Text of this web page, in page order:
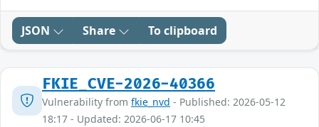
JSON Share To clipboard
FKIE_CVE-2026-40366
Vulnerability from fkie_nvd - Published: 2026-05-12
18:17 - Updated: 2026-06-17 10:45